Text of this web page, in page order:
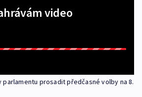
video
parlamentu prosadit předčasné volby na 8.